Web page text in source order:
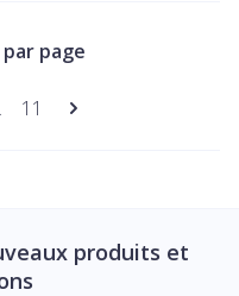
la page
Page
11
par page
produits et